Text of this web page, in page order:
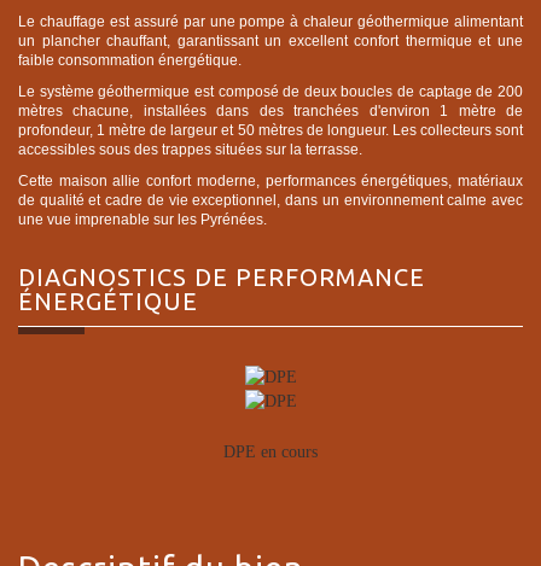
Le chauffage est assuré par une pompe à chaleur géothermique alimentant
un plancher chauffant, garantissant un excellent confort thermique et une
faible consommation énergétique.
Le système géothermique est composé de deux boucles de captage de 200
mètres chacune, installées dans des tranchées d'environ 1 mètre de
profondeur, 1 mètre de largeur et 50 mètres de longueur. Les collecteurs sont
accessibles sous des trappes situées sur la terrasse.
Cette maison allie confort moderne, performances énergétiques, matériaux
de qualité et cadre de vie exceptionnel, dans un environnement calme avec
une vue imprenable sur les Pyrénées.
DIAGNOSTICS DE PERFORMANCE
ÉNERGÉTIQUE
DPE en cours